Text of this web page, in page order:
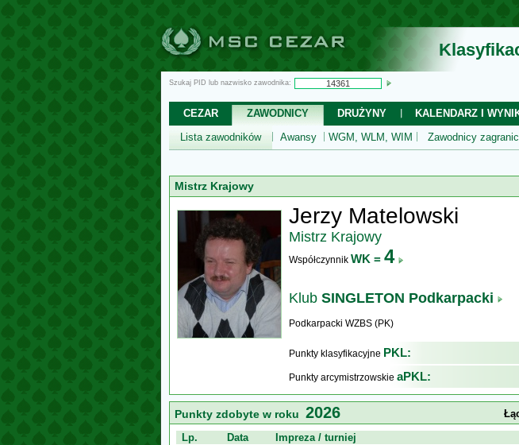
Szukaj PID lub nazwisko zawodnika:
CEZAR ZAWODNICY DRUŻYNY KALENDARZ I
Lista zawodników
Awansy WGM, WLM, WIM Zawodnicy
Mistrz Krajowy
Jerzy Matelowski
Mistrz Krajowy
Współczynnik WK = 4
Klub SINGLETON Podkarpacki
Podkarpacki WZBS (PK)
Punkty klasyfikacyjne PKL:
Punkty arcymistrzowskie aPKL:
Punkty zdobyte w roku 2026
Lp. Data Impreza / turniej